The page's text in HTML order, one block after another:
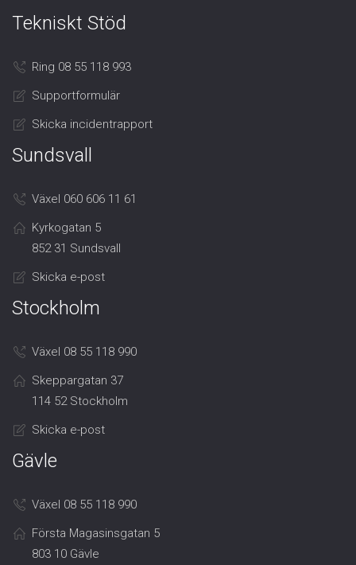
Tekniskt Stöd
Ring 08 55 118 993
Supportformulär
Skicka incidentrapport
Sundsvall
Växel 060 606 11 61
Kyrkogatan 5
852 31 Sundsvall
Skicka e-post
Stockholm
Växel 08 55 118 990
Skeppargatan 37
114 52 Stockholm
Skicka e-post
Gävle
Växel 08 55 118 990
Första Magasinsgatan 5
803 10 Gävle